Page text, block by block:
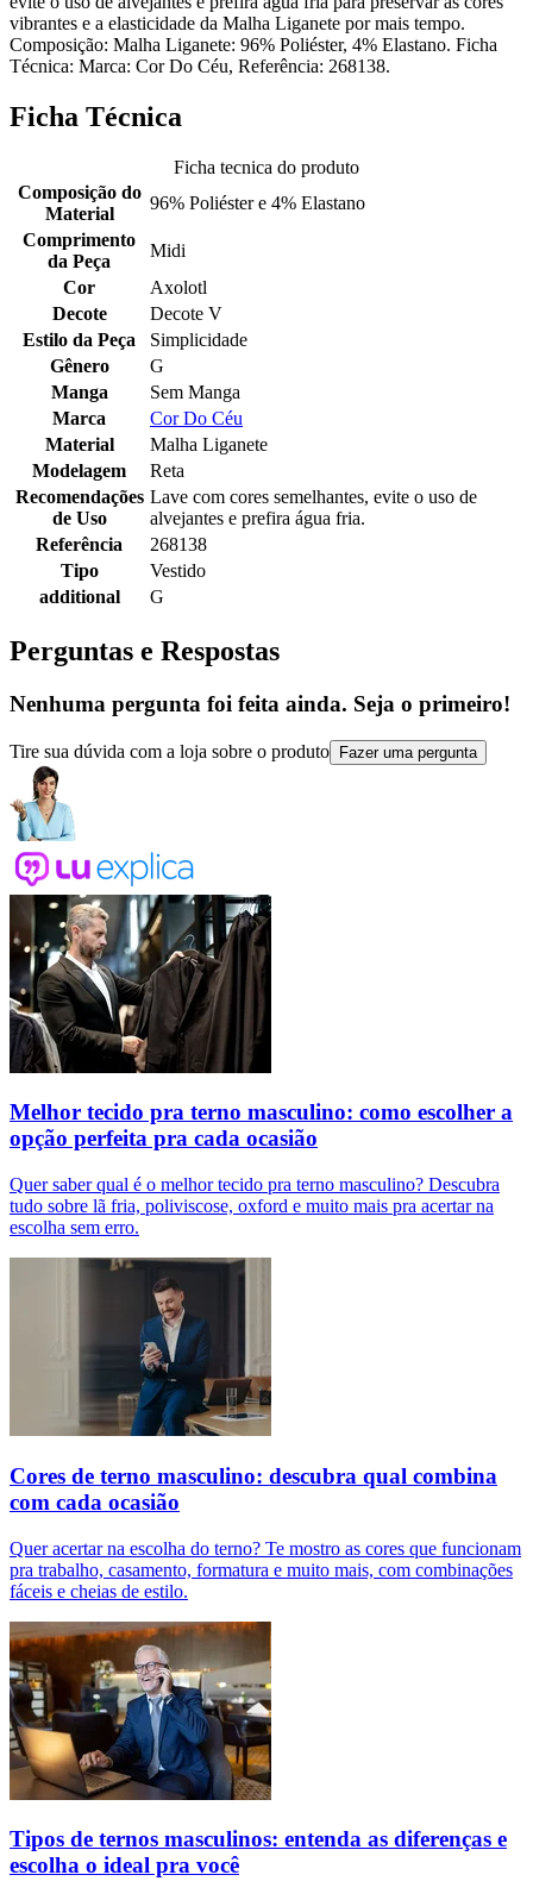
vibrantes e a elasticidade da Malha Liganete por mais tempo.
Composição: Malha Liganete: 96% Poliéster, 4% Elastano. Ficha
Técnica: Marca: Cor Do Céu, Referência: 268138.
Ficha Técnica
Ficha tecnica do produto
Composição do
Material
96% Poliéster e 4% Elastano
Comprimento
da Peça
Midi
Cor
Axolotl
Decote
Decote V
Estilo da Peça
Simplicidade
Gênero
G
Manga
Sem Manga
Marca
Cor Do Céu
Material
Malha Liganete
Modelagem
Reta
Recomendações
de Uso
Lave com cores semelhantes, evite o uso de
alvejantes e prefira água fria.
Referência
268138
Tipo
Vestido
additional
G
Perguntas e Respostas
Nenhuma pergunta foi feita ainda. Seja o primeiro!
Tire sua dúvida com a loja sobre o produto Fazer uma pergunta
Melhor tecido pra terno masculino: como escolher a
opção perfeita pra cada ocasião
Quer saber qual é o melhor tecido pra terno masculino? Descubra
tudo sobre lã fria, poliviscose, oxford e muito mais pra acertar na
escolha sem erro.
Cores de terno masculino: descubra qual combina
com cada ocasião
Quer acertar na escolha do terno? Te mostro as cores que funcionam
pra trabalho, casamento, formatura e muito mais, com combinações
fáceis e cheias de estilo.
Tipos de ternos masculinos: entenda as diferenças e
escolha o ideal pra você